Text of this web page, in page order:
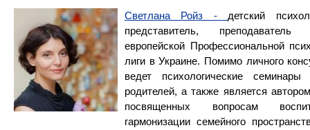
Светлана Ройз - детский
представитель,
европейской Профессиональной
лиги в Украине. Помимо личного
ведет психологические
родителей, а также является
посвященных вопросам
гармонизации семейного